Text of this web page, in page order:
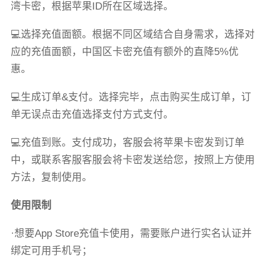
湾卡密，根据苹果ID所在区域选择。
💻选择充值面额。根据不同区域结合自身需求，选择对
应的充值面额，中国区卡密充值有额外的直降5%优
惠。
💻生成订单&支付。选择完毕，点击购买生成订单，订
单无误点击充值选择支付方式支付。
💻充值到账。支付成功，客服会将苹果卡密发到订单
中，或联系客服客服会将卡密发送给您，按照上方使用
方法，复制使用。
使用限制
·想要App Store充值卡使用，需要账户进行实名认证并
绑定可用手机号；